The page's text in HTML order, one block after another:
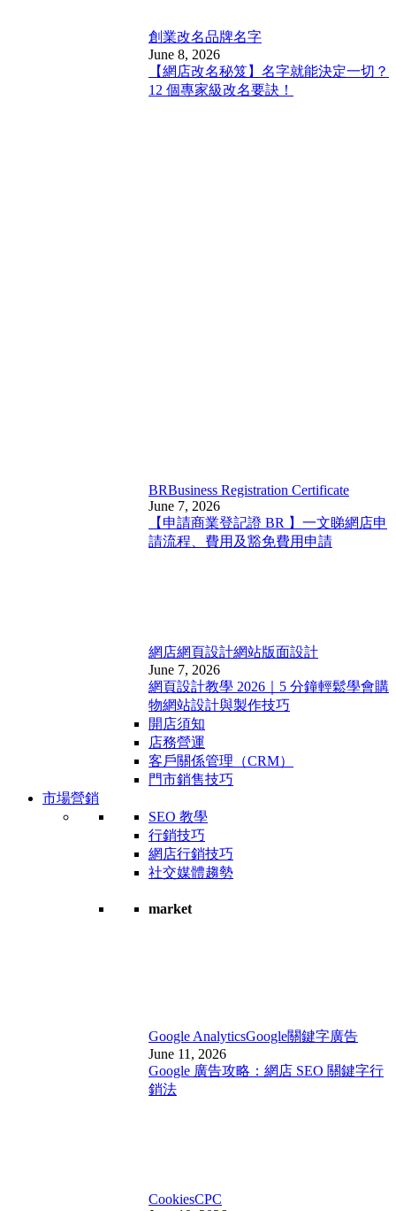
創業改名品牌名字
June 8, 2026
【網店改名秘笈】名字就能決定一切？
12 個專家級改名要訣！
BRBusiness Registration Certificate
June 7, 2026
【申請商業登記證 BR 】一文睇網店申
請流程、費用及豁免費用申請
網店網頁設計網站版面設計
June 7, 2026
網頁設計教學 2026｜5 分鐘輕鬆學會購
物網站設計與製作技巧
開店須知
店務營運
客戶關係管理（CRM）
門市銷售技巧
市場營銷
SEO 教學
行銷技巧
網店行銷技巧
社交媒體趨勢
market
Google AnalyticsGoogle關鍵字廣告
June 11, 2026
Google 廣告攻略：網店 SEO 關鍵字行
銷法
CookiesCPC